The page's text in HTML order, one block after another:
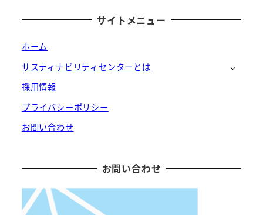
サイトメニュー
ホーム
サスティナビリティセンターとは
採用情報
プライバシーポリシー
お問い合わせ
お問い合わせ